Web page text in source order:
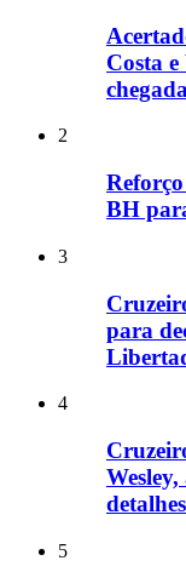
Costa
2
BH
3
para
4
detalhes
5